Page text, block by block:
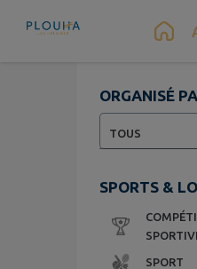
Contenu Vue liste
ORGANISÉ
SPORTS &
SPORT